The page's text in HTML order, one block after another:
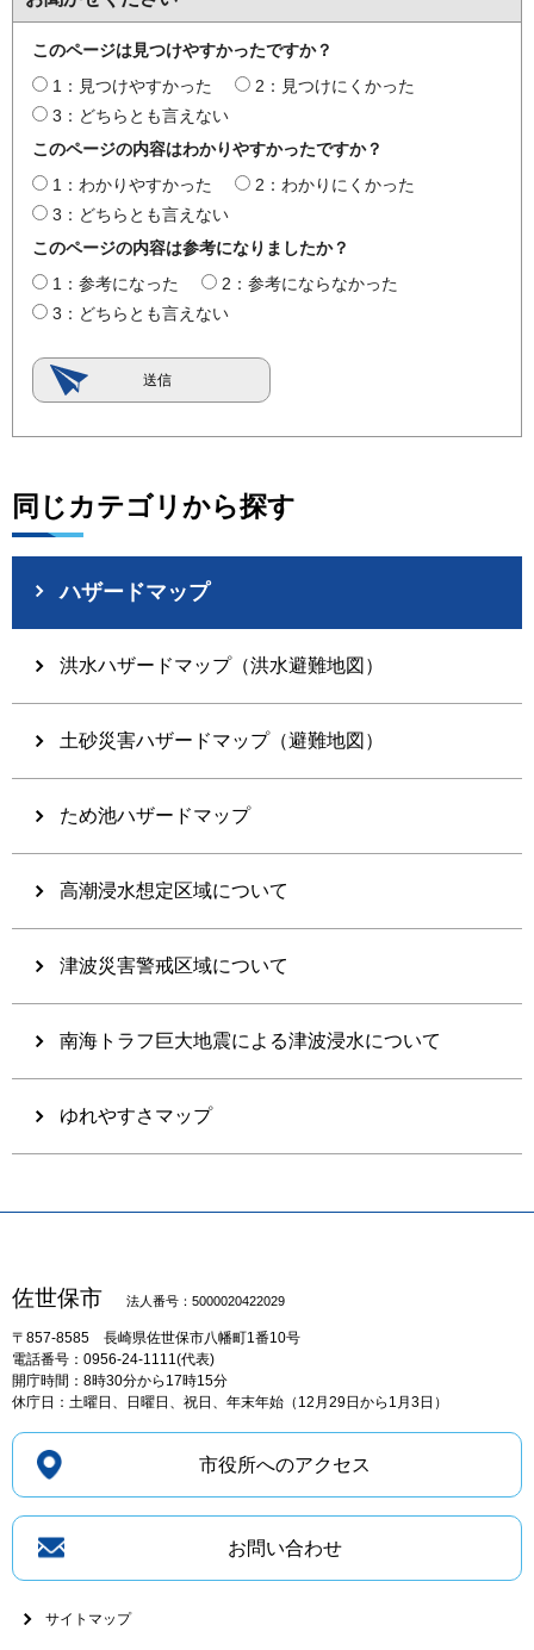
このページは見つけやすかったですか？
1：見つけやすかった
2：見つけにくかった
3：どちらとも言えない
このページの内容はわかりやすかったですか？
1：わかりやすかった
2：わかりにくかった
3：どちらとも言えない
このページの内容は参考になりましたか？
1：参考になった
2：参考にならなかった
3：どちらとも言えない
同じカテゴリから探す
ハザードマップ
洪水ハザードマップ（洪水避難地図）
土砂災害ハザードマップ（避難地図）
ため池ハザードマップ
高潮浸水想定区域について
津波災害警戒区域について
南海トラフ巨大地震による津波浸水について
ゆれやすさマップ
佐世保市 法人番号：5000020422029
〒857-8585 長崎県佐世保市八幡町1番10号
電話番号：0956-24-1111(代表)
開庁時間：8時30分から17時15分
休庁日：土曜日、日曜日、祝日、年末年始（12月29日から1月3日）
市役所へのアクセス
お問い合わせ
サイトマップ